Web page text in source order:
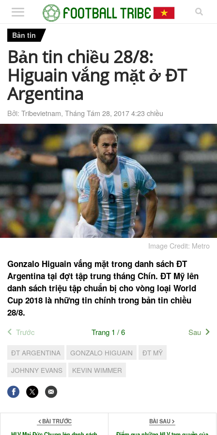
Bản tin
Bản tin chiều 28/8:
Higuain vắng mặt ở ĐT
Argentina
Bởi: Tribevietnam, Tháng Tám 28, 2017 4:23 chiều
Image Credit: Metro
Gonzalo Higuain vắng mặt trong danh sách ĐT
Argentina tại đợt tập trung tháng Chín. ĐT Mỹ lên
danh sách triệu tập chuẩn bị cho vòng loại World
Cup 2018 là những tin chính trong bản tin chiều
28/8.
Trước Trang 1 / 6 Sau
ĐT ARGENTINA GONZALO HIGUAIN
ĐT MỸ
JOHNNY EVANS
KEVIN WIMMER
BÀI TRƯỚC
BÀI SAU